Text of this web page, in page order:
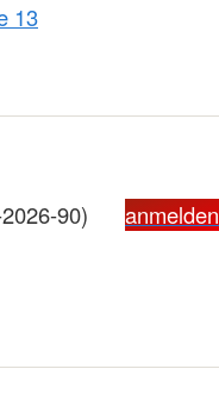
13
90)
anmelden